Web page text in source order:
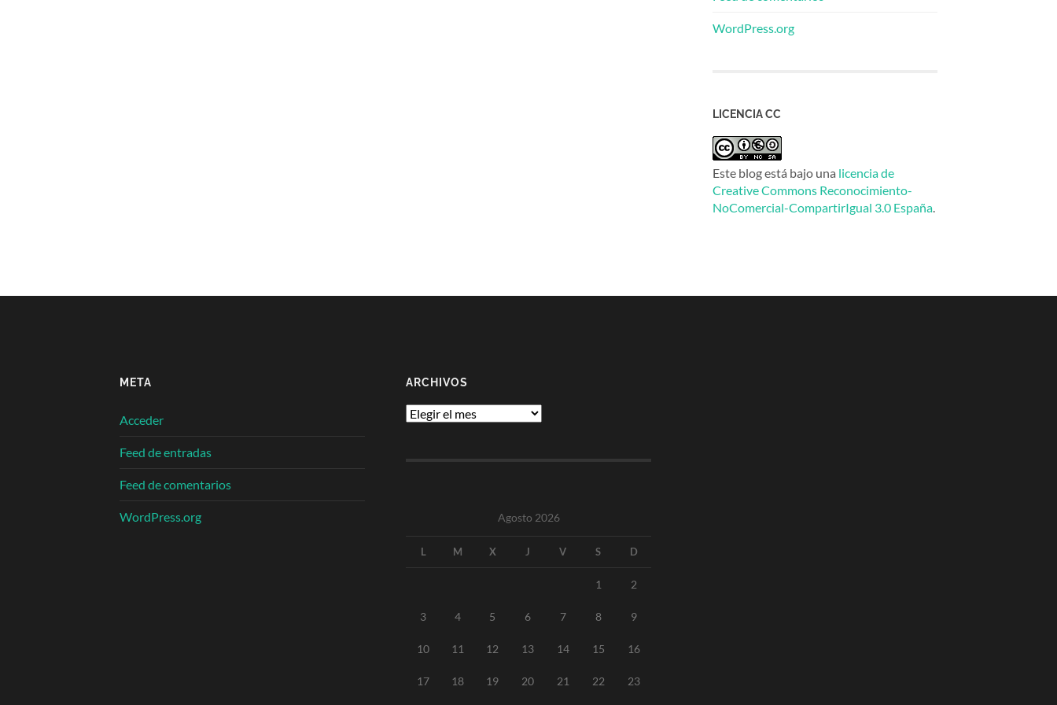
WordPress.org
LICENCIA CC
Este blog está bajo una licencia de
Creative Commons Reconocimiento-
NoComercial-CompartirIgual 3.0 España.
META
Acceder
Feed de entradas
Feed de comentarios
WordPress.org
ARCHIVOS
Archivos
Agosto 2026
L M X J V S D
1 2
3 4 5 6 7 8 9
10 11 12 13 14 15 16
17 18 19 20 21 22 23